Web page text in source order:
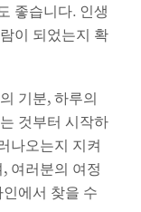
좋습니다. 인생
이 되었는지 확
기분, 하루의
것부터 시작하
나오는지 지켜
여러분의 여정
에서 찾을 수